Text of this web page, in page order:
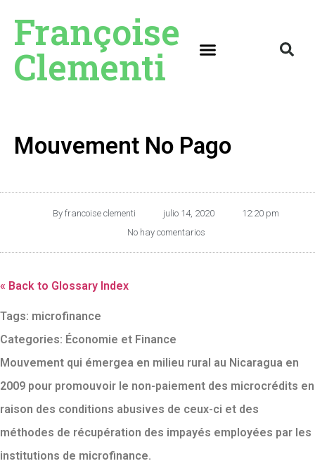
Françoise
Clementi
Mouvement No Pago
By francoise clementi julio 14, 2020
12:20 pm
No hay comentarios
« Back to Glossary Index
Tags: microfinance
Categories: Économie et Finance
Mouvement qui émergea en milieu rural au Nicaragua en
2009 pour promouvoir le non-paiement des microcrédits en
raison des conditions abusives de ceux-ci et des
méthodes de récupération des impayés employées par les
institutions de microfinance.